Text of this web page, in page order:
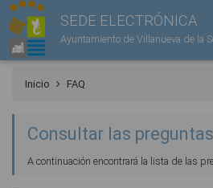
SEDE ELECTRÓNICA
Ayuntamiento de Villanueva de la
Inicio FAQ
Consultar las
A continuación encontrará la lista de las